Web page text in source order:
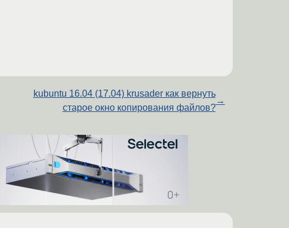
kubuntu 16.04 (17.04) krusader как вернуть
старое окно копирования файлов?
→